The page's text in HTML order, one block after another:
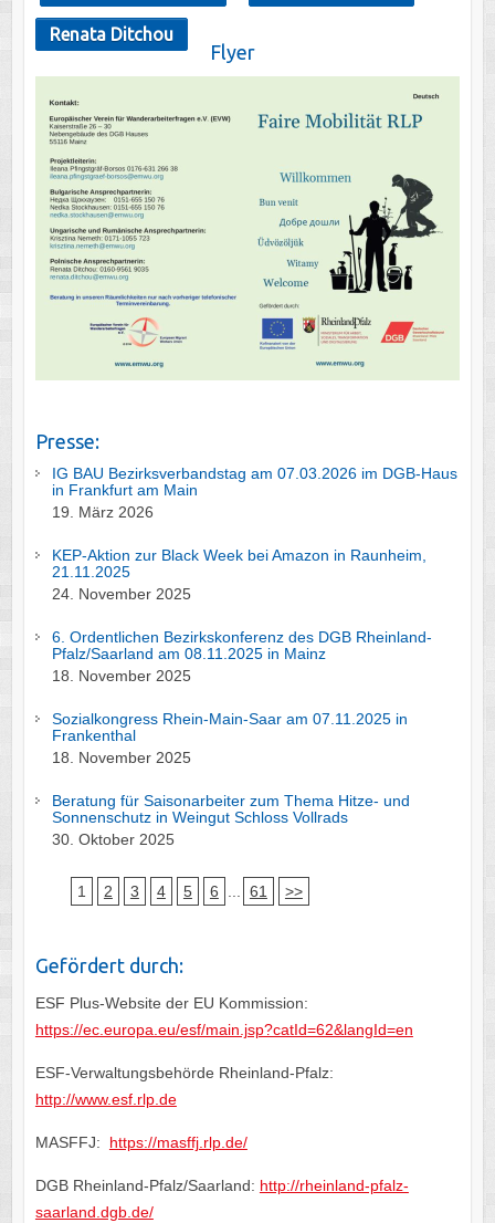
Renata Ditchou
Flyer
Presse:
IG BAU Bezirksverbandstag am 07.03.2026 im DGB-Haus
in Frankfurt am Main
19. März 2026
KEP-Aktion zur Black Week bei Amazon in Raunheim,
21.11.2025
24. November 2025
6. Ordentlichen Bezirkskonferenz des DGB Rheinland-
Pfalz/Saarland am 08.11.2025 in Mainz
18. November 2025
Sozialkongress Rhein-Main-Saar am 07.11.2025 in
Frankenthal
18. November 2025
Beratung für Saisonarbeiter zum Thema Hitze- und
Sonnenschutz in Weingut Schloss Vollrads
30. Oktober 2025
1 2 3 4 5 6 61 >>
Gefördert durch:
ESF Plus-Website der EU Kommission:
https://ec.europa.eu/esf/main.jsp?catId=62&langId=en
ESF-Verwaltungsbehörde Rheinland-Pfalz:
http://www.esf.rlp.de
MASFFJ: https://masffj.rlp.de/
DGB Rheinland-Pfalz/Saarland: http://rheinland-pfalz-
saarland.dgb.de/